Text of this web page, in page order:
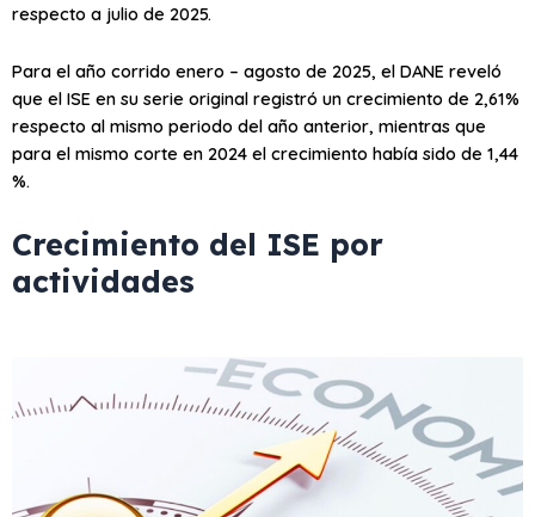
respecto a julio de 2025.
Para el año corrido enero – agosto de 2025, el DANE reveló
que el ISE en su serie original registró un crecimiento de 2,61%
respecto al mismo periodo del año anterior, mientras que
para el mismo corte en 2024 el crecimiento había sido de 1,44
%.
Crecimiento del ISE por
actividades